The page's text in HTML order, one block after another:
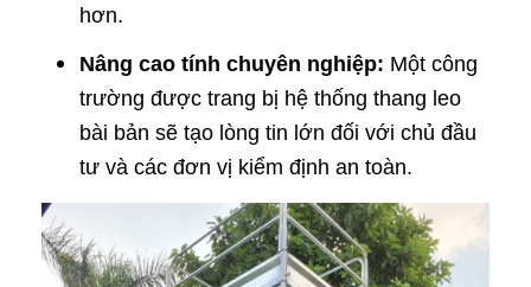
hơn.
Nâng cao tính chuyên nghiệp: Một công
trường được trang bị hệ thống thang leo
bài bản sẽ tạo lòng tin lớn đối với chủ đầu
tư và các đơn vị kiểm định an toàn.